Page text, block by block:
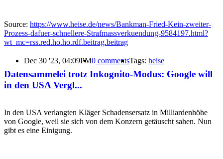
Source: https://www.heise.de/news/Bankman-Fried-Kein-zweiter-
Prozess-dafuer-schnellere-Strafmassverkuendung-9584197.html?
wt_mc=rss.red.ho.ho.rdf.beitrag.beitrag
Dec 30 '23, 04:09PM0 commentsTags: heise
Datensammelei trotz Inkognito-Modus: Google will
in den USA Vergl...
In den USA verlangten Kläger Schadensersatz in Milliardenhöhe
von Google, weil sie sich von dem Konzern getäuscht sahen. Nun
gibt es eine Einigung.